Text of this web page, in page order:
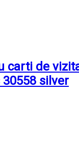
carti de
silver